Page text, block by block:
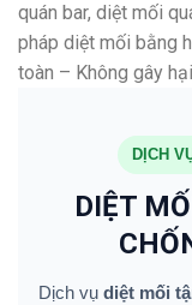
quán bar, diệt mối
pháp diệt mối bằng
toàn – Không gây
DỊCH
DIỆT
Dịch vụ diệt mối